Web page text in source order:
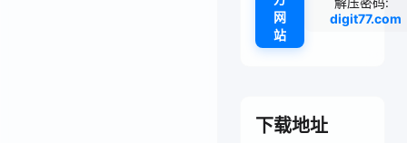
网
站
digit77.com
下载地址